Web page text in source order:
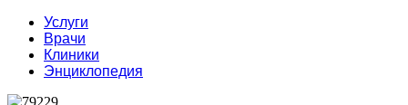
Услуги
Врачи
Клиники
Энциклопедия